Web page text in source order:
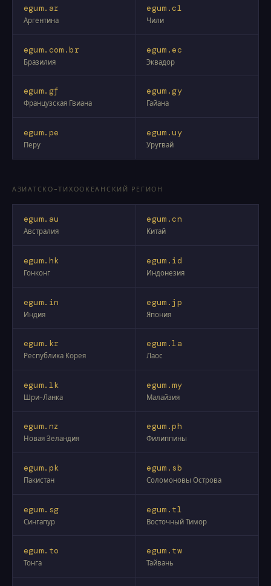
egum.ar
Аргентина
egum.cl
Чили
egum.com.br
Бразилия
egum.ec
Эквадор
egum.gf
Французская Гвиана
egum.gy
Гайана
egum.pe
Перу
egum.uy
Уругвай
АЗИАТСКО-ТИХООКЕАНСКИЙ РЕГИОН
egum.au
Австралия
egum.cn
Китай
egum.hk
Гонконг
egum.id
Индонезия
egum.in
Индия
egum.jp
Япония
egum.kr
Республика Корея
egum.la
Лаос
egum.lk
Шри-Ланка
egum.my
Малайзия
egum.nz
Новая Зеландия
egum.ph
Филиппины
egum.pk
Пакистан
egum.sb
Соломоновы Острова
egum.sg
Сингапур
egum.tl
Восточный Тимор
egum.to
Тонга
egum.tw
Тайвань